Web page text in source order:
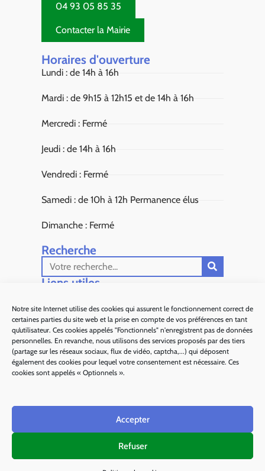
Notre site Internet utilise des cookies qui assurent le fonctionnement correct de
certaines parties du site web et la prise en compte de vos préférences en tant
qu’utilisateur. Ces cookies appelés "Fonctionnels" n'enregistrent pas de données
personnelles. En revanche, nous utilisons des services proposés par des tiers
(partage sur les réseaux sociaux, flux de vidéo, captcha,...) qui déposent
également des cookies pour lequel votre consentement est nécessaire. Ces
cookies sont appelés « Optionnels ».
Accepter
Refuser
04 93 05 85 35
Contacter la Mairie
Horaires d'ouverture
Lundi : de 14h à 16h
Mardi : de 9h15 à 12h15 et de 14h à 16h
Mercredi : Fermé
Jeudi : de 14h à 16h
Vendredi : Fermé
Samedi : de 10h à 12h Permanence élus
Dimanche : Fermé
Recherche
Liens utiles​
Sous Préfecture de Grasse
Département 06
Alpes d'Azur Tourisme